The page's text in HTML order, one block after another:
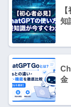
知
金